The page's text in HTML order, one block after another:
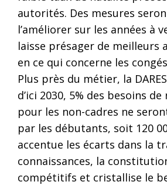
autorités. Des mesures
l’améliorer sur les années à
laisse présager de meilleurs
en ce qui concerne les
Plus près du métier, la
d’ici 2030, 5% des besoins
pour les non-cadres ne
par les débutants, soit 120
accentue les écarts dans la
connaissances, la
compétitifs et cristallise le